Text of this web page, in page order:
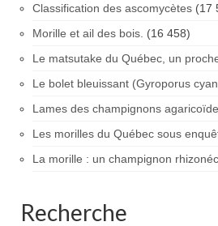
Classification des ascomycètes (17
Morille et ail des bois. (16 458)
Le matsutake du Québec, un
Le bolet bleuissant (Gyroporus
Lames des champignons
Les morilles du Québec sous
La morille : un champignon
Recherche